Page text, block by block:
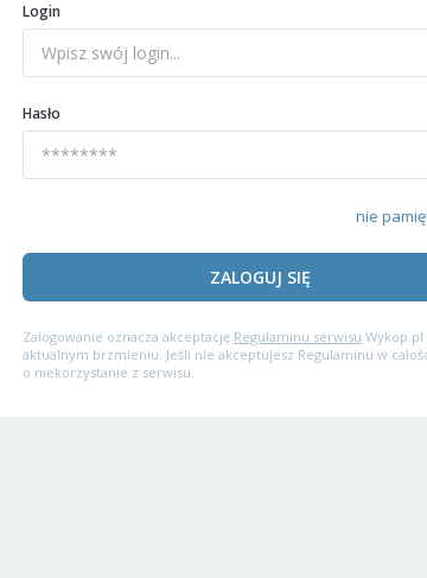
Login
Hasło
nie
ZALOGUJ SIĘ
Zalogowanie oznacza akceptację Regulaminu serwisu Wykop.pl
aktualnym brzmieniu. Jeśli nie akceptujesz Regulaminu w
o niekorzystanie z serwisu.